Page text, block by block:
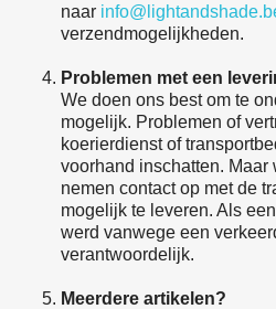
naar
verzendmogelijkheden.
Problemen met een
We doen ons best om te
mogelijk. Problemen of
koerierdienst of
voorhand inschatten. Maar
nemen contact op met de
mogelijk te leveren. Als
werd vanwege een
verantwoordelijk.
Meerdere artikelen?